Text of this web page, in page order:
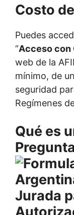
Costo
Puedes
“Acceso con
web de la
mínimo, de
seguridad
Regímenes
Qué es